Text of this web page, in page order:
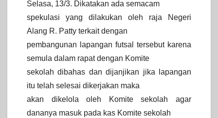
Selasa, 13/3. Dikatakan ada semacam
spekulasi yang dilakukan oleh raja Negeri
Alang R. Patty terkait dengan
pembangunan lapangan futsal tersebut karena
semula dalam rapat dengan Komite
sekolah dibahas dan dijanjikan jika lapangan
itu telah selesai dikerjakan maka
akan dikelola oleh Komite sekolah agar
dananya masuk pada kas Komite sekolah